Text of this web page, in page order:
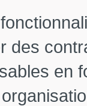
des
en